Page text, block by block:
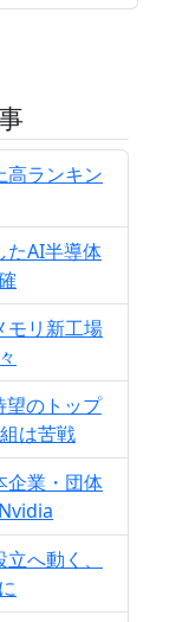
高ランキン
たAI半導体
モリ新工場
望のトップ
は苦戦
企業・団体
へ動く、